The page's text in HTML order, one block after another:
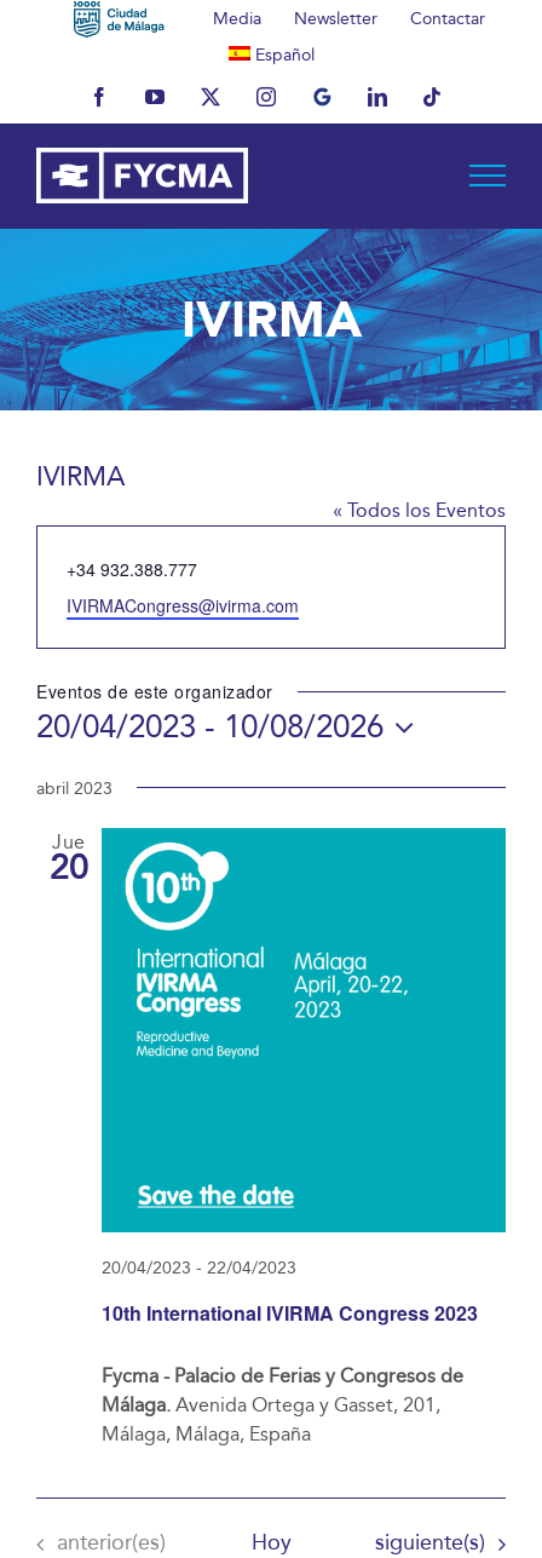
Media Newsletter
Contactar
Español
FacebookYouTubeX InstagramMyBusinessLinkedInTiktok
IVIRMA
IVIRMA
« Todos los Eventos
Teléfono
+34 932.388.777
Email
IVIRMACongress@ivirma.com
Eventos de este organizador
20/04/2023 - 10/08/2026
la
fecha.
abril 2023
Jue
20
10th International IVIRMA Congress 2023
20/04/2023 - 22/04/2023
Fycma - Palacio de Ferias y Congresos de
Málaga. Avenida Ortega y Gasset, 201,
Málaga, Málaga, España
Eventos
anterior(es) Hoy Eventos
siguiente(s)